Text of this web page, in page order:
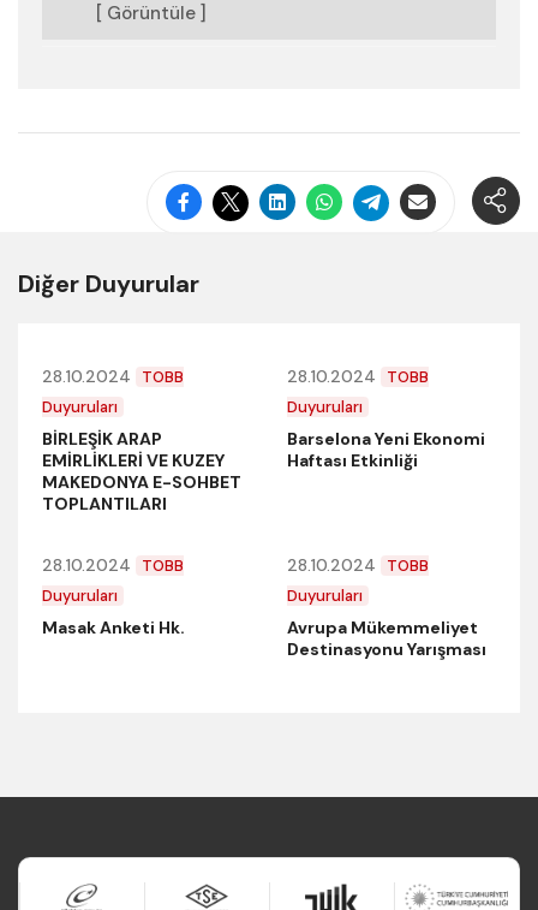
[ Görüntüle ]
Diğer Duyurular
28.10.2024
TOBB
Duyuruları
BİRLEŞİK ARAP
EMİRLİKLERİ VE KUZEY
MAKEDONYA E-SOHBET
TOPLANTILARI
28.10.2024
TOBB
Duyuruları
Barselona Yeni Ekonomi
Haftası Etkinliği
28.10.2024
TOBB
Duyuruları
Masak Anketi Hk.
28.10.2024
TOBB
Duyuruları
Avrupa Mükemmeliyet
Destinasyonu Yarışması